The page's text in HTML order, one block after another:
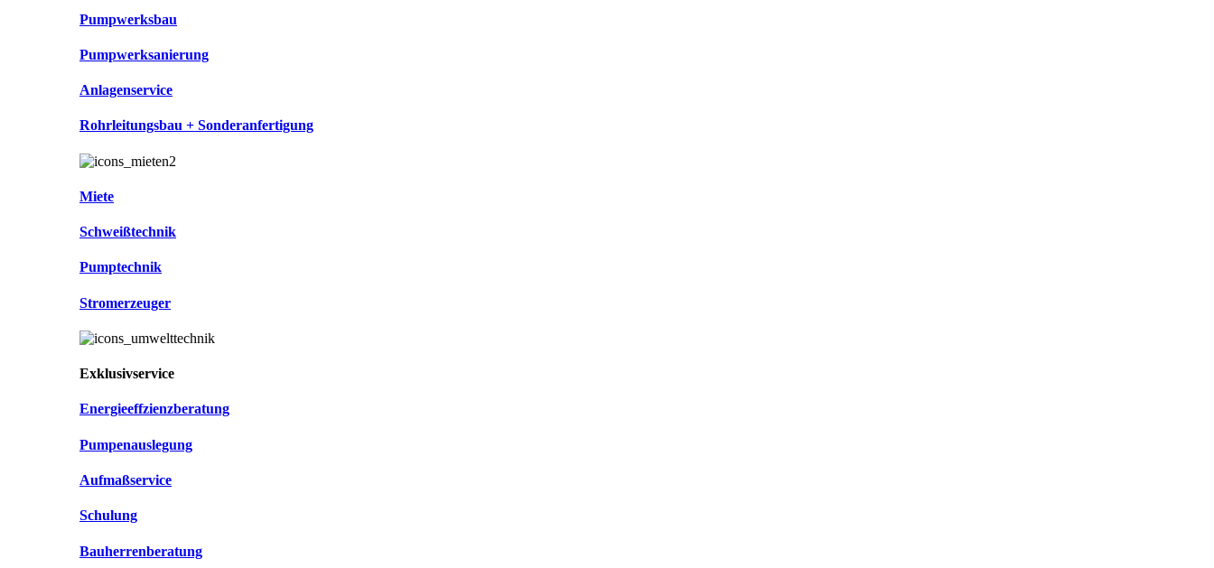
Pumpwerksbau
Pumpwerksanierung
Anlagenservice
Rohrleitungsbau + Sonderanfertigung
Miete
Schweißtechnik
Pumptechnik
Stromerzeuger
Exklusivservice
Energieeffzienzberatung
Pumpenauslegung
Aufmaßservice
Schulung
Bauherrenberatung